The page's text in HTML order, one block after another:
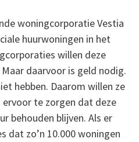
woningcorporatie Vestia
huurwoningen in het
willen deze
daarvoor is geld nodig.
hebben. Daarom willen ze
te zorgen dat deze
behouden blijven. Als er
dat zo’n 10.000 woningen